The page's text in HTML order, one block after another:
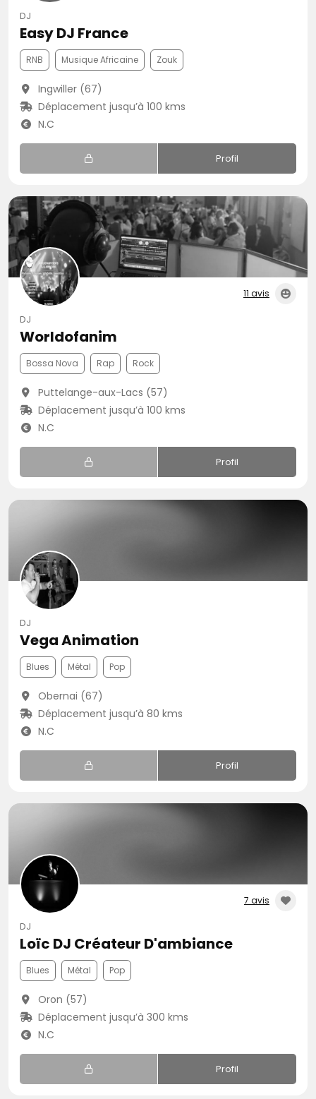
DJ
Easy DJ France
RNB Musique Africaine Zouk
Ingwiller (67)
Déplacement jusqu’à 100 kms
N.C
Profil
11 avis
DJ
Worldofanim
Bossa Nova Rap Rock
Puttelange-aux-Lacs (57)
Déplacement jusqu’à 100 kms
N.C
Profil
DJ
Vega Animation
Blues Métal Pop
Obernai (67)
Déplacement jusqu’à 80 kms
N.C
Profil
7 avis
DJ
Loïc DJ Créateur D'ambiance
Blues Métal Pop
Oron (57)
Déplacement jusqu’à 300 kms
N.C
Profil